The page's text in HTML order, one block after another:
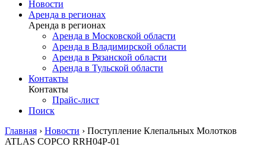
Новости
Аренда в регионах
Аренда в регионах
Аренда в Московской области
Аренда в Владимирской области
Аренда в Рязанской области
Аренда в Тульской области
Контакты
Контакты
Прайс-лист
Поиск
Главная › Новости › Поступление Клепальных Молотков
ATLAS COPCO RRH04P-01